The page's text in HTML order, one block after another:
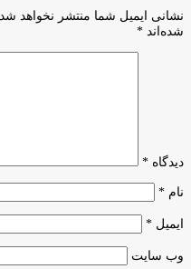
۱۴۰۵
در
نشانی ایمیل شما منتشر نخواهد شد.
شده‌اند *
دیدگاه *
نام *
ایمیل *
وب‌ سایت